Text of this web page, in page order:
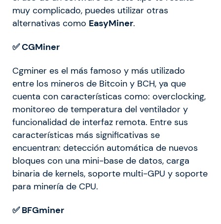
muy complicado, puedes utilizar otras
alternativas como EasyMiner.
✅ CGMiner
Cgminer es el más famoso y más utilizado
entre los mineros de Bitcoin y BCH, ya que
cuenta con características como: overclocking,
monitoreo de temperatura del ventilador y
funcionalidad de interfaz remota. Entre sus
características más significativas se
encuentran: detección automática de nuevos
bloques con una mini-base de datos, carga
binaria de kernels, soporte multi-GPU y soporte
para minería de CPU.
✅ BFGminer